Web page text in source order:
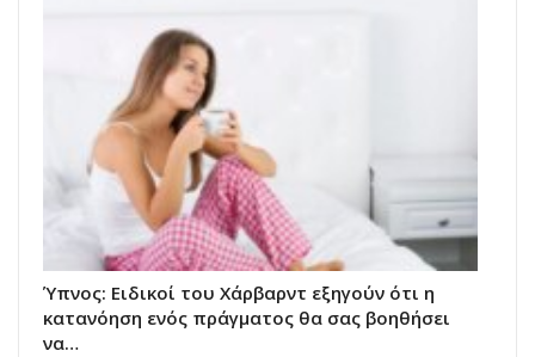
Ύπνος: Ειδικοί του Χάρβαρντ εξηγούν ότι η
κατανόηση ενός πράγματος θα σας βοηθήσει
να…